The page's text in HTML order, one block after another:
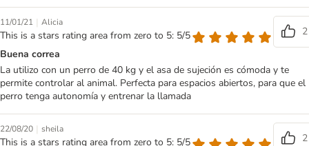
11/01/21 | Alicia
This is a stars rating area from zero to 5: 5/5
2
Buena correa
La utilizo con un perro de 40 kg y el asa de sujeción es cómoda y te
permite controlar al animal. Perfecta para espacios abiertos, para que el
perro tenga autonomía y entrenar la llamada
22/08/20 | sheila
This is a stars rating area from zero to 5: 5/5
2